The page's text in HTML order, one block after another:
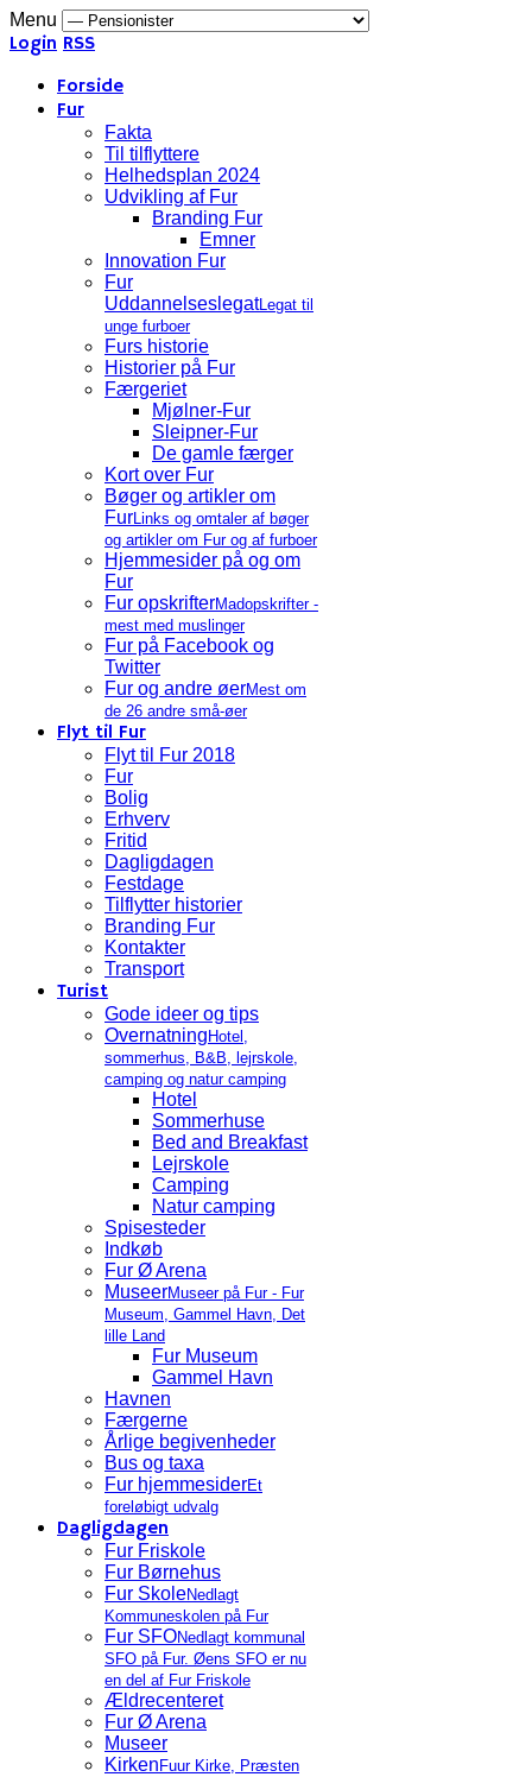
Menu
Login RSS
Forside
Fur
Fakta
Til tilflyttere
Helhedsplan 2024
Udvikling af Fur
Branding Fur
Emner
Innovation Fur
Fur
UddannelseslegatLegat til
unge furboer
Furs historie
Historier på Fur
Færgeriet
Mjølner-Fur
Sleipner-Fur
De gamle færger
Kort over Fur
Bøger og artikler om
FurLinks og omtaler af bøger
og artikler om Fur og af furboer
Hjemmesider på og om
Fur
Fur opskrifterMadopskrifter -
mest med muslinger
Fur på Facebook og
Twitter
Fur og andre øerMest om
de 26 andre små-øer
Flyt til Fur
Flyt til Fur 2018
Fur
Bolig
Erhverv
Fritid
Dagligdagen
Festdage
Tilflytter historier
Branding Fur
Kontakter
Transport
Turist
Gode ideer og tips
Overnatning Hotel,
sommerhus, B&B, lejrskole,
camping og natur camping
Hotel
Sommerhuse
Bed and Breakfast
Lejrskole
Camping
Natur camping
Spisesteder
Indkøb
Fur Ø Arena
MuseerMuseer på Fur - Fur
Museum, Gammel Havn, Det
lille Land
Fur Museum
Gammel Havn
Havnen
Færgerne
Årlige begivenheder
Bus og taxa
Fur hjemmesiderEt
foreløbigt udvalg
Dagligdagen
Fur Friskole
Fur Børnehus
Fur SkoleNedlagt
Kommuneskolen på Fur
Fur SFONedlagt kommunal
SFO på Fur. Øens SFO er nu
en del af Fur Friskole
Ældrecenteret
Fur Ø Arena
Museer
Kirken Fuur Kirke, Præsten